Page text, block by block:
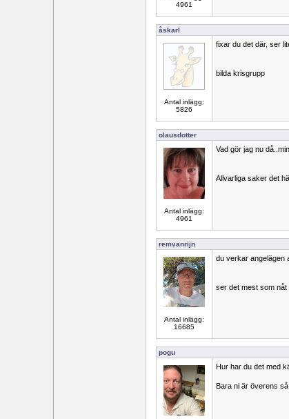
4961
åskarl
Antal inlägg:
5826
fixar du det där, ser
bilda krisgrupp
olausdotter
Antal inlägg:
4961
Vad gör jag nu
Allvarliga saker det
remvanrijn
Antal inlägg:
16685
du verkar angelägen
ser det mest som nåt
pogu
Hur har du det med
Bara ni är överens så